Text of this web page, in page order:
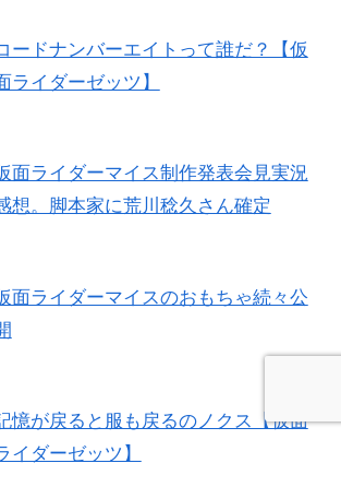
ードナンバーエイトって誰だ？【仮
ライダーゼッツ】
面ライダーマイス制作発表会見実況
想。脚本家に荒川稔久さん確定
面ライダーマイスのおもちゃ続々公
憶が戻ると服も戻るのノクス【仮面
イダーゼッツ】